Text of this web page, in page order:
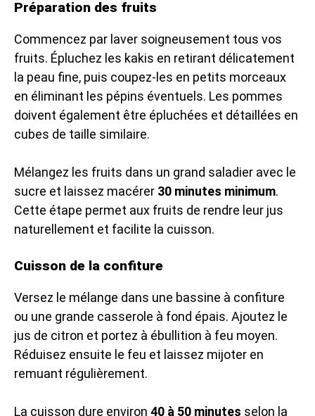
Préparation des fruits
Commencez par laver soigneusement tous vos
fruits. Épluchez les kakis en retirant délicatement
la peau fine, puis coupez-les en petits morceaux
en éliminant les pépins éventuels. Les pommes
doivent également être épluchées et détaillées en
cubes de taille similaire.
Mélangez les fruits dans un grand saladier avec le
sucre et laissez macérer 30 minutes minimum.
Cette étape permet aux fruits de rendre leur jus
naturellement et facilite la cuisson.
Cuisson de la confiture
Versez le mélange dans une bassine à confiture
ou une grande casserole à fond épais. Ajoutez le
jus de citron et portez à ébullition à feu moyen.
Réduisez ensuite le feu et laissez mijoter en
remuant régulièrement.
La cuisson dure environ 40 à 50 minutes selon la